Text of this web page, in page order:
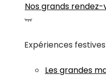
Nos grands rendez-
Expériences festives
Les grandes